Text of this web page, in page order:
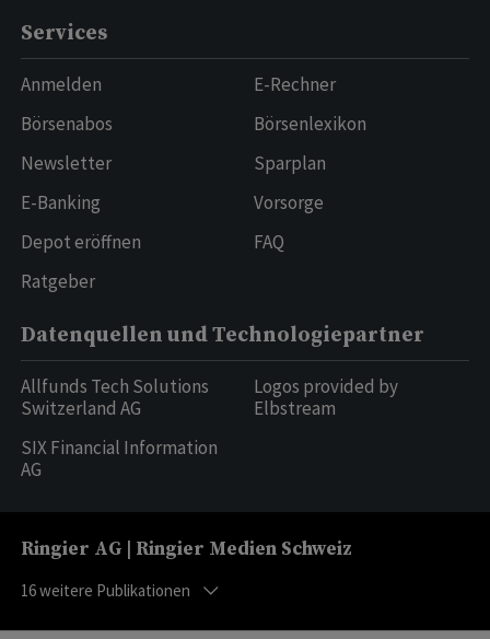
Services
Anmelden
Börsenabos
Newsletter
E-Banking
Depot eröffnen
Ratgeber
E-Rechner
Börsenlexikon
Sparplan
Vorsorge
FAQ
Datenquellen und Technologiepartner
Allfunds Tech Solutions
Switzerland AG
SIX Financial Information
AG
Logos provided by
Elbstream
Ringier AG | Ringier Medien Schweiz
16weitere Publikationen